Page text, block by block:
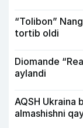
“Tolibon”
tortib oldi
Diomande
aylandi
AQSH Ukraina
almashishni